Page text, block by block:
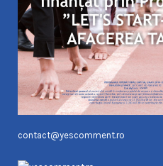
contact@yescomment.ro